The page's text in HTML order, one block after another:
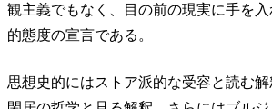
観主義でもなく、目の前の現実に手を
的態度の宣言である。
思想史的にはストア派的な受容と読む